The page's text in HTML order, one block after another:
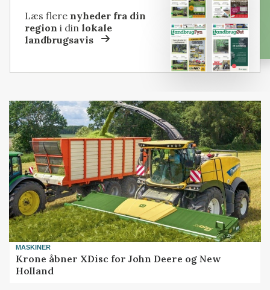
Læs flere nyheder fra din
region i dinlokale
landbrugsavis
MASKINER
Krone åbner XDisc for John Deere og New
Holland